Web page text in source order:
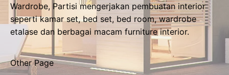
Wardrobe, Partisi mengerjakan pembuatan interior
seperti kamar set, bed set, bed room, wardrobe
etalase dan berbagai macam furniture interior.
Other Page